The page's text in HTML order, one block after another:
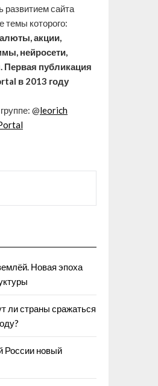
развитием сайта
темы которого:
акции,
нейросети,
публикация
в 2013 году
@leorich
Новая эпоха
ли страны сражаться
России новый